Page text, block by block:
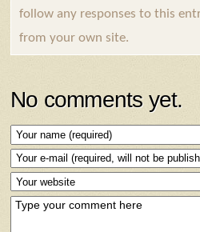
follow any responses to this
from your own site.
No comments yet.